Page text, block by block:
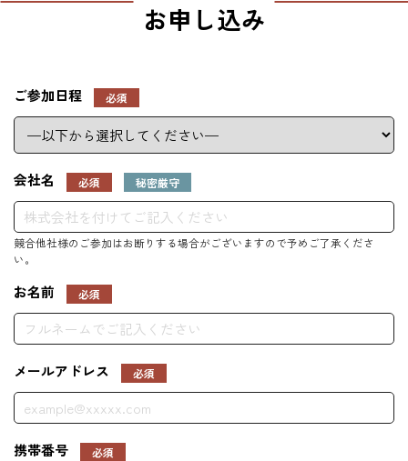
お申し込み
ご参加日程 必須
会社名 必須 秘密厳守
お名前 必須
メールアドレス 必須
携帯番号 必須